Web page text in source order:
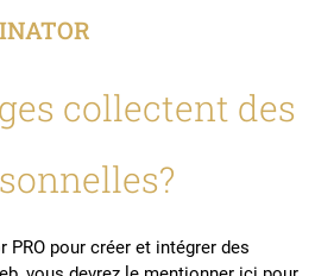
collectent des
pour créer et intégrer des